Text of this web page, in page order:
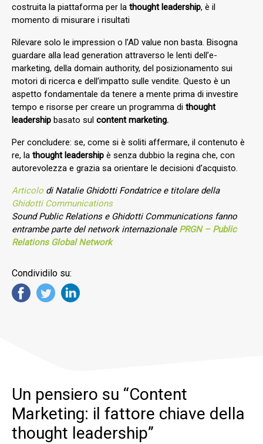
costruita la piattaforma per la thought leadership, è il
momento di misurare i risultati
Rilevare solo le impression o l’AD value non basta. Bisogna
guardare alla lead generation attraverso le lenti dell’e-
marketing, della domain authority, del posizionamento sui
motori di ricerca e dell’impatto sulle vendite. Questo è un
aspetto fondamentale da tenere a mente prima di investire
tempo e risorse per creare un programma di thought
leadership basato sul content marketing.
Per concludere: se, come si è soliti affermare, il contenuto è
re, la thought leadership è senza dubbio la regina che, con
autorevolezza e grazia sa orientare le decisioni d’acquisto.
Articolo di Natalie Ghidotti Fondatrice e titolare della
Ghidotti Communications
Sound Public Relations e Ghidotti Communications fanno
entrambe parte del network internazionale PRGN – Public
Relations Global Network
Condividilo su:
Un pensiero su “Content
Marketing: il fattore chiave della
thought leadership”